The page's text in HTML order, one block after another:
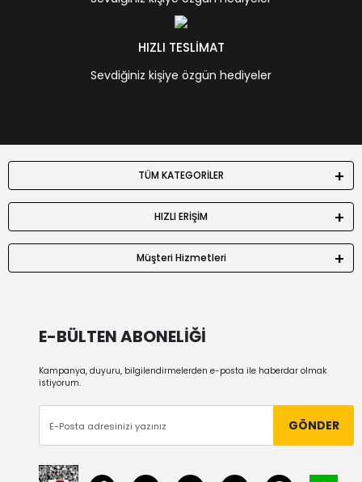
HIZLI TESLİMAT
Sevdiğiniz kişiye özgün hediyeler
TÜM KATEGORİLER
HIZLI ERİŞİM
Müşteri Hizmetleri
E-BÜLTEN ABONELİĞİ
Kampanya, duyuru, bilgilendirmelerden e-posta ile haberdar olmak
istiyorum.
GÖNDER